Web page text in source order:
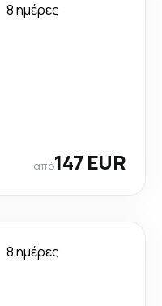
8 ημέρες
από147 EUR
8 ημέρες